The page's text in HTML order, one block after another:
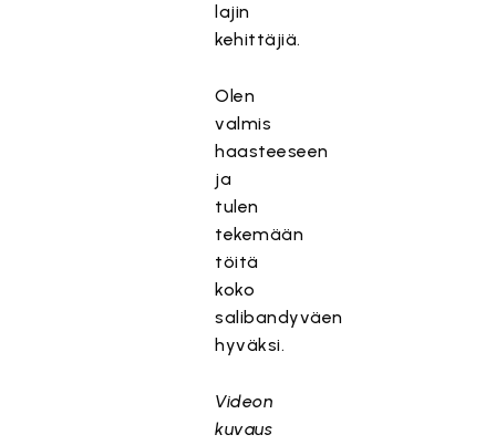
lajin
kehittäjiä.
Olen
valmis
haasteeseen
ja
tulen
tekemään
töitä
koko
salibandyväen
hyväksi.
Videon
kuvaus